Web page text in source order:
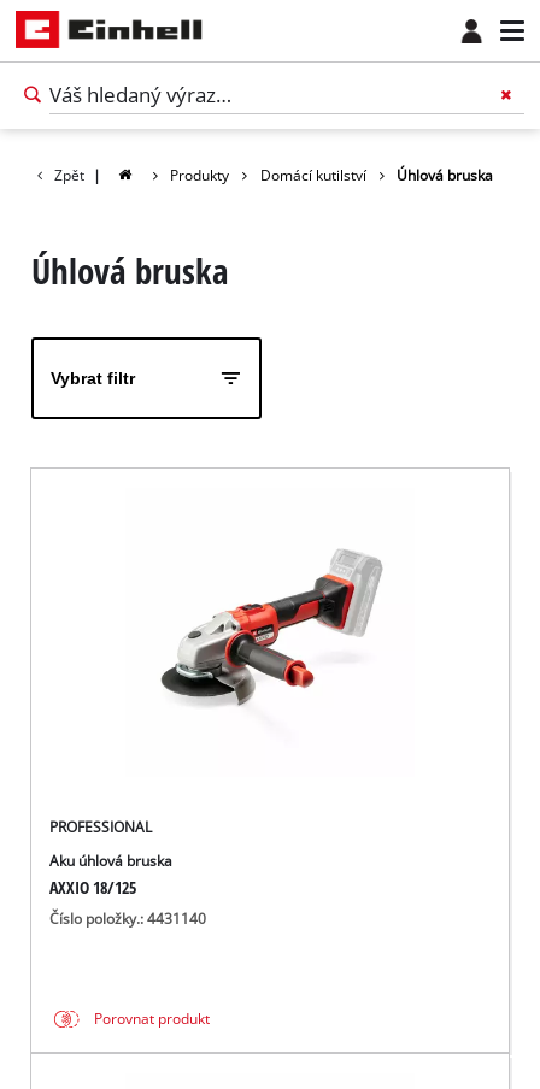
Zpět | Produkty Domácí kutilství Úhlová bruska
Úhlová bruska
Vybrat filtr
PROFESSIONAL
Aku úhlová bruska
AXXIO 18/125
Číslo položky.: 4431140
Porovnat produkt